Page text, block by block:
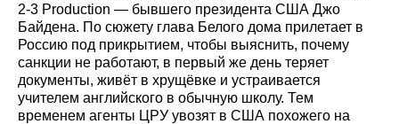
2-3 Production — бывшего президента США Джо
Байдена. По сюжету глава Белого дома прилетает в
Россию под прикрытием, чтобы выяснить, почему
санкции не работают, в первый же день теряет
документы, живёт в хрущёвке и устраивается
учителем английского в обычную школу. Тем
временем агенты ЦРУ увозят в США похожего на